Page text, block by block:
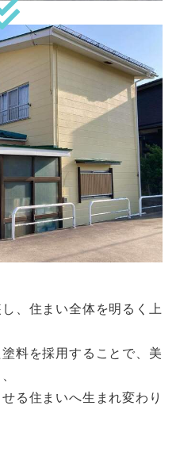
、住まい全体を明るく上
料を採用することで、美
る住まいへ生まれ変わり